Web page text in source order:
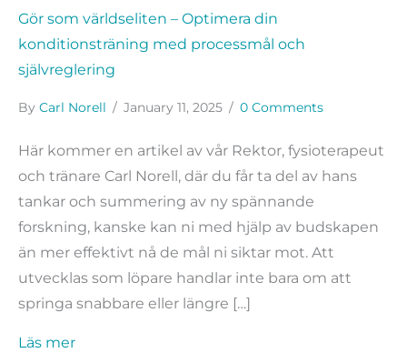
Gör som världseliten – Optimera din
konditionsträning med processmål och
självreglering
By Carl Norell / January 11, 2025 / 0 Comments
Här kommer en artikel av vår Rektor, fysioterapeut
och tränare Carl Norell, där du får ta del av hans
tankar och summering av ny spännande
forskning, kanske kan ni med hjälp av budskapen
än mer effektivt nå de mål ni siktar mot. Att
utvecklas som löpare handlar inte bara om att
springa snabbare eller längre […]
Läs merabout Gör som världseliten – Optimera din